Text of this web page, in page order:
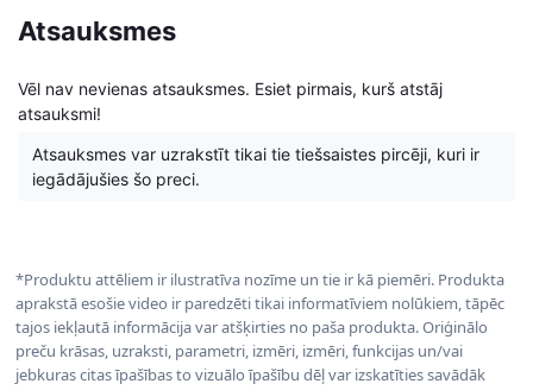
Atsauksmes
Vēl nav nevienas atsauksmes. Esiet pirmais, kurš atstāj
atsauksmi!
Atsauksmes var uzrakstīt tikai tie tiešsaistes pircēji, kuri ir
iegādājušies šo preci.
*Produktu attēliem ir ilustratīva nozīme un tie ir kā piemēri. Produkta
aprakstā esošie video ir paredzēti tikai informatīviem nolūkiem, tāpēc
tajos iekļautā informācija var atšķirties no paša produkta. Oriģinālo
preču krāsas, uzraksti, parametri, izmēri, izmēri, funkcijas un/vai
jebkuras citas īpašības to vizuālo īpašību dēļ var izskatīties savādāk